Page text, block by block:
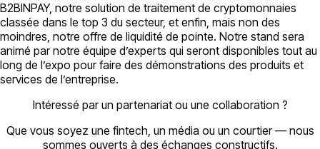
B2BINPAY, notre solution de traitement de cryptomonnaies
classée dans le top 3 du secteur, et enfin, mais non des
moindres, notre offre de liquidité de pointe. Notre stand sera
animé par notre équipe d’experts qui seront disponibles tout au
long de l’expo pour faire des démonstrations des produits et
services de l’entreprise.
Intéressé par un partenariat ou une collaboration ?
Que vous soyez une fintech, un média ou un courtier — nous
sommes ouverts à des échanges constructifs.